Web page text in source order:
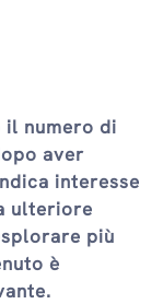
numero di
aver
interesse
ulteriore
più
è